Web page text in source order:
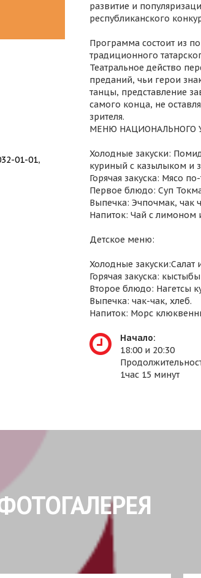
01-01,
развитие и
республиканского
Программа состоит из
традиционного
Театральное действо
преданий, чьи герои
танцы, представление
самого конца, не
зрителя.
МЕНЮ НАЦИОНАЛЬНОГО
Холодные закуски:
куриный с казылыком и
Горячая закуска: Мясо
Первое блюдо: Суп
Выпечка: Эчпочмак, чак
Напиток: Чай с лимоном
Детское меню:
Холодные
Горячая закуска:
Второе блюдо: Нагетсы
Выпечка: чак-чак, хлеб.
Напиток: Морс
Начало:
18:00 и 20:30
1час 15 минут